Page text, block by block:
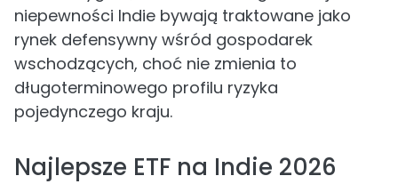
niepewności Indie bywają traktowane jako
rynek defensywny wśród gospodarek
wschodzących, choć nie zmienia to
długoterminowego profilu ryzyka
pojedynczego kraju.
Najlepsze ETF na Indie 2026